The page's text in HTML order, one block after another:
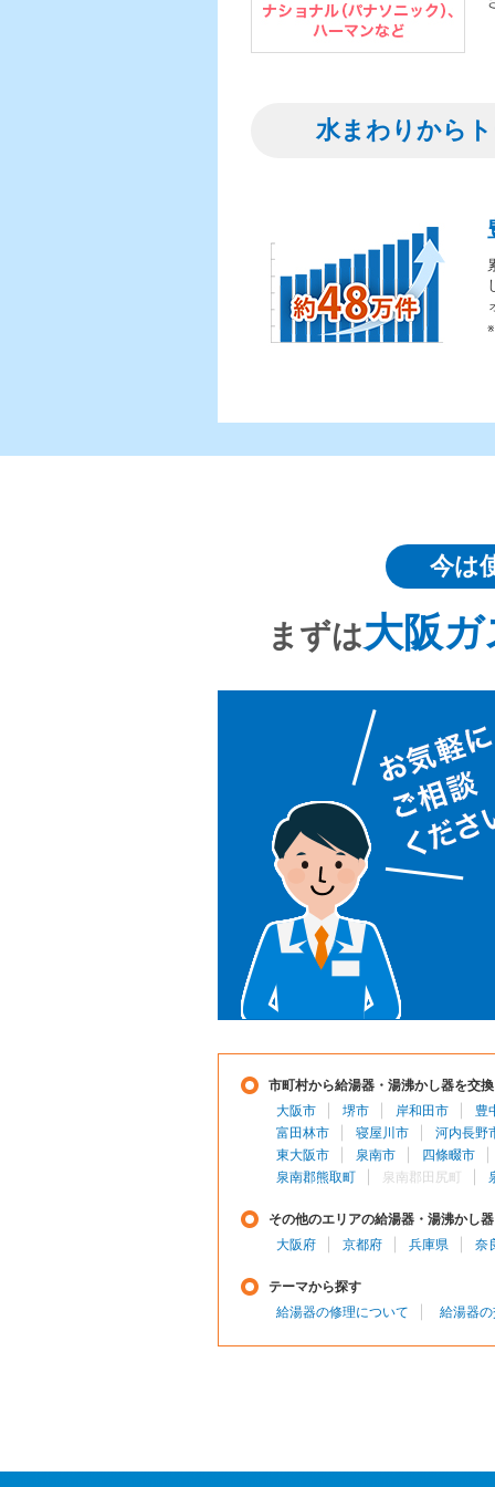
水まわりから
今は
まずは大阪
市町村から給湯器・湯沸かし器を交
大阪市
堺市 岸和田市
豊
富田林市
寝屋川市
河内長野
東大阪市
泉南市
四條畷市
泉南郡熊取町
泉南郡田尻町
その他のエリアの給湯器・湯沸かし
大阪府
京都府 兵庫県 奈
テーマから探す
給湯器の修理について
給湯器